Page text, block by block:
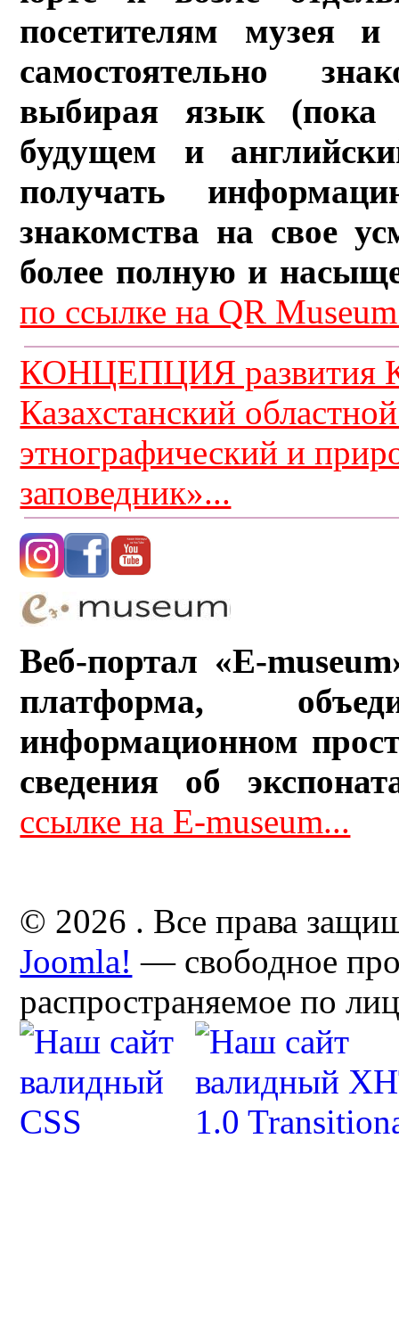
посетителям музея и
самостоятельно
выбирая язык (пока
будущем и
получать
знакомства на свое
более полную и
по ссылке на QR
КОНЦЕПЦИЯ развития
Казахстанский
этнографический и
заповедник»...
Веб-портал «E-
платформа,
информационном
сведения об
ссылке на E-museum...
© 2026 . Все права
Joomla! — свободное
распространяемое по